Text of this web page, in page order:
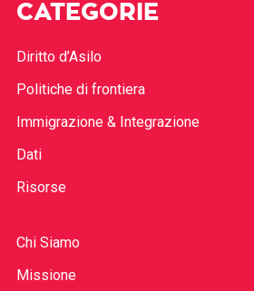
CATEGORIE
Diritto d’Asilo
Politiche di frontiera
Immigrazione & Integrazione
Dati
Risorse
Chi Siamo
Missione